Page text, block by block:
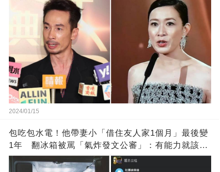
2024/01/15
包吃包水電！他帶妻小「借住友人家1個月」最後變
1年 翻冰箱被罵「氣炸發文公審」：有能力就該大
方